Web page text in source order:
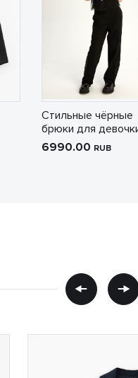
Стильные чёрные
брюки для
6990.00 RUB